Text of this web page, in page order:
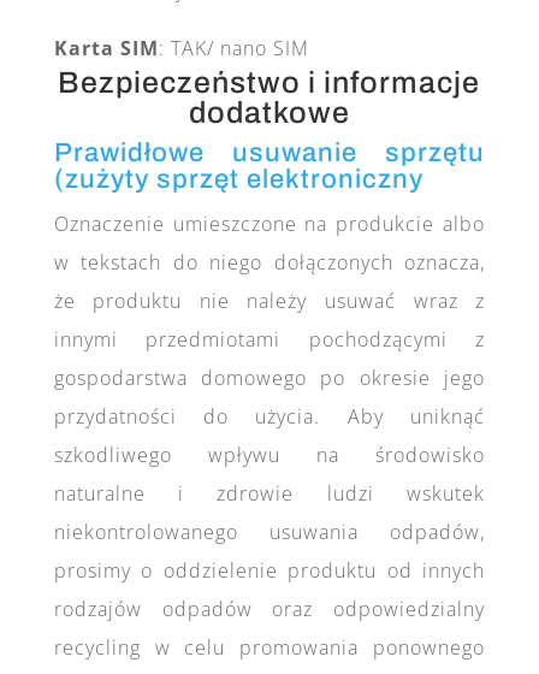
Karta SIM: TAK/ nano SIM
Bezpieczeństwo i informacje
dodatkowe
Prawidłowe usuwanie sprzętu
(zużyty sprzęt elektroniczny
Oznaczenie umieszczone na produkcie albo
w tekstach do niego dołączonych oznacza,
że produktu nie należy usuwać wraz z
innymi przedmiotami pochodzącymi z
gospodarstwa domowego po okresie jego
przydatności do użycia. Aby uniknąć
szkodliwego wpływu na środowisko
naturalne i zdrowie ludzi wskutek
niekontrolowanego usuwania odpadów,
prosimy o oddzielenie produktu od innych
rodzajów odpadów oraz odpowiedzialny
recycling w celu promowania ponownego